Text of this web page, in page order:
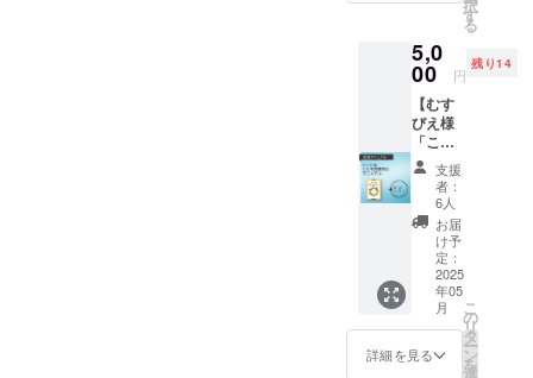
い致し
ます。
もので
す。支
援金額
の手数
料
（12％
＋税）
をご支
援くだ
さる皆
様にご
負担い
ただく
事にな
りま
卒ご理
（4包×2
ｇ）」
のセッ
トをお
届けし
ます。
※「八女
煎茶（4
包×2
ｇ）」
の原材
料及び
添加物
等の食
品表示
はお届
け商品
ンバー
国立大
学法人
京都工
芸繊維
大学 デ
ザイ
ン・建
築学
系 櫛
先生と
畔柳先
生によ
るオン
ライン
講義を
お届
け。本
択
す
る
5,0
00 円
残り14
【むす
びえ様
「こど
も食堂
防災マ
ニュア
ル」、
お礼の
メッ
セージ
付き】
プロダ
クトの
寄贈先
である
支援
者：
6人
お届
け予
定：
2025
年05
月
詳細を見る
こ
の
リ
タ
ー
ン
を
選